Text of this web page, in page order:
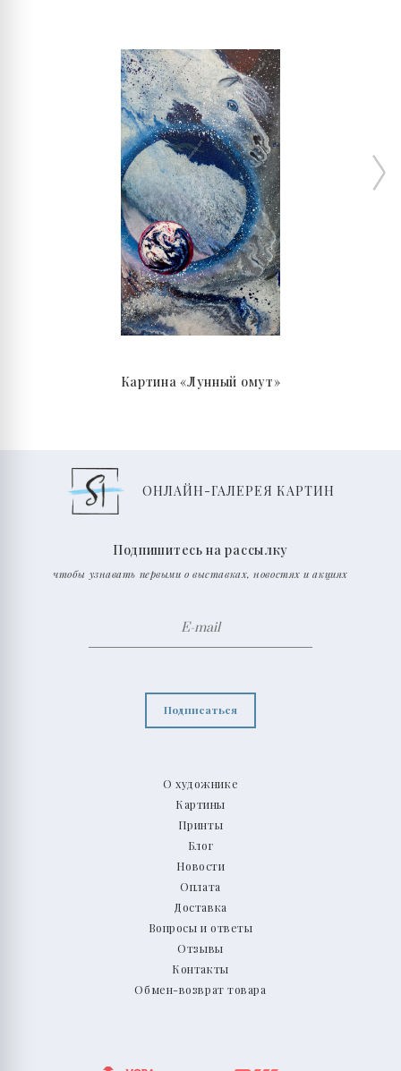
Картина «Лунный омут»
ОНЛАЙН-ГАЛЕРЕЯ КАРТИН
О художнике
Картины
Принты
Блог
Новости
Оплата
Доставка
Вопросы и ответы
Отзывы
Контакты
Обмен-возврат товара
Подпишитесь на рассылку
чтобы узнавать первыми о выставках, новостях и акциях
Подписаться